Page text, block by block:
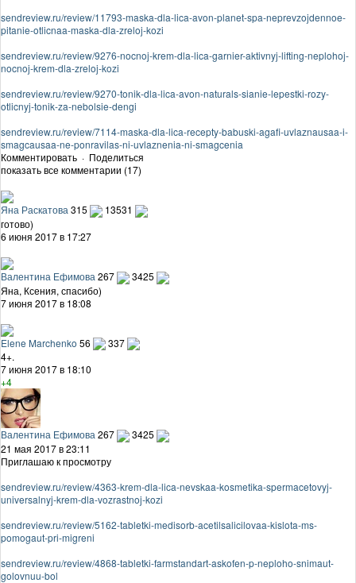
sendreview.ru/review/11793-maska-dla-lica-avon-planet-spa-neprevzojdennoe-
pitanie-otlicnaa-maska-dla-zreloj-kozi
sendreview.ru/review/9276-nocnoj-krem-dla-lica-garnier-aktivnyj-lifting-neplohoj-
nocnoj-krem-dla-zreloj-kozi
sendreview.ru/review/9270-tonik-dla-lica-avon-naturals-sianie-lepestki-rozy-
otlicnyj-tonik-za-nebolsie-dengi
sendreview.ru/review/7114-maska-dla-lica-recepty-babuski-agafi-uvlaznausaa-i-
smagcausaa-ne-ponravilas-ni-uvlaznenia-ni-smagcenia
Комментировать · Поделиться
показать все комментарии (17)
Яна Раскатова 315
13531
готово)
6 июня 2017 в 17:27
Валентина Ефимова 267
3425
Яна, Ксения, спасибо)
7 июня 2017 в 18:08
Elene Marchenko 56
337
4+.
7 июня 2017 в 18:10
+4
Валентина Ефимова 267
3425
21 мая 2017 в 23:11
Приглашаю к просмотру
sendreview.ru/review/4363-krem-dla-lica-nevskaa-kosmetika-spermacetovyj-
universalnyj-krem-dla-vozrastnoj-kozi
sendreview.ru/review/5162-tabletki-medisorb-acetilsalicilovaa-kislota-ms-
pomogaut-pri-migreni
sendreview.ru/review/4868-tabletki-farmstandart-askofen-p-neploho-snimaut-
golovnuu-bol